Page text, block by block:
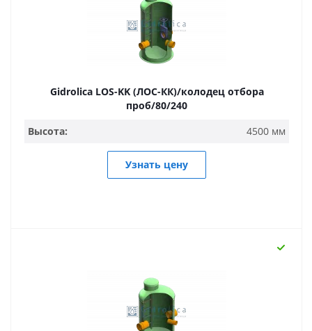
Gidrolica LOS-KK (ЛОС-КК)/колодец отбора
проб/80/240
Высота:
4500 мм
Узнать цену